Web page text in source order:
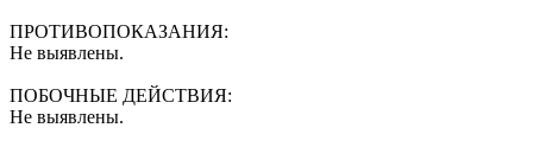
ПРОТИВОПОКАЗАНИЯ:
Не выявлены.
ПОБОЧНЫЕ ДЕЙСТВИЯ:
Не выявлены.